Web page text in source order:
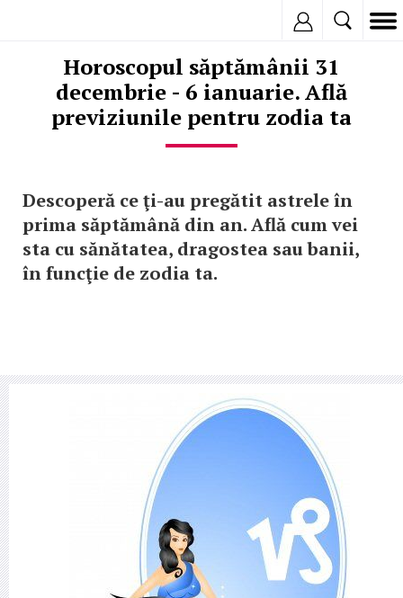
Horoscopul săptămânii 31
decembrie - 6 ianuarie. Află
previziunile pentru zodia ta
Descoperă ce ţi-au pregătit astrele în
prima săptămână din an. Află cum vei
sta cu sănătatea, dragostea sau banii,
în funcţie de zodia ta.